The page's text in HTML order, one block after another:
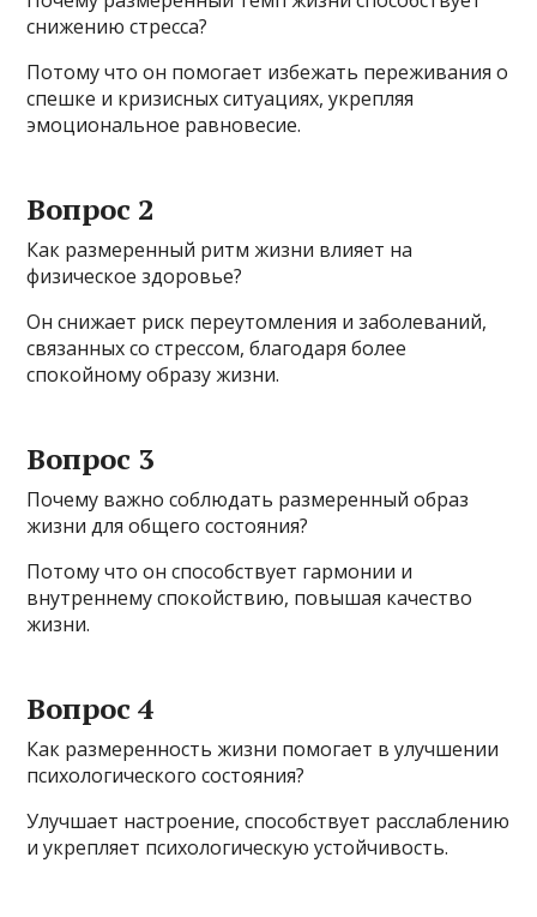
снижению стресса?
Потому что он помогает избежать переживания о
спешке и кризисных ситуациях, укрепляя
эмоциональное равновесие.
Вопрос 2
Как размеренный ритм жизни влияет на
физическое здоровье?
Он снижает риск переутомления и заболеваний,
связанных со стрессом, благодаря более
спокойному образу жизни.
Вопрос 3
Почему важно соблюдать размеренный образ
жизни для общего состояния?
Потому что он способствует гармонии и
внутреннему спокойствию, повышая качество
жизни.
Вопрос 4
Как размеренность жизни помогает в улучшении
психологического состояния?
Улучшает настроение, способствует расслаблению
и укрепляет психологическую устойчивость.